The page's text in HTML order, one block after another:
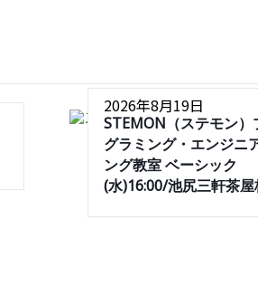
2026年8月19日
STEMON（ステモン）
グラミング・エンジニ
ング教室 ベーシック
(水)16:00/池尻三軒茶屋